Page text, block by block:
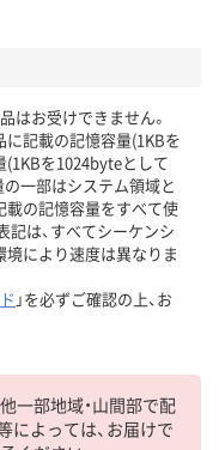
はお受けできません。
記載の記憶容量(1KBを
を1024byteとして
の一部はシステム領域と
載の記憶容量をすべて使
は、すべてシーケンシ
境により速度は異なりま
」を必ずご確認の上、お
一部地域・山間部で配
よっては、お届けで